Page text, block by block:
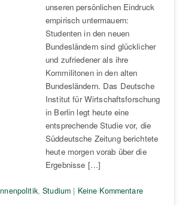
unseren persönlichen Eindruck
empirisch untermauern:
Studenten in den neuen
Bundesländern sind glücklicher
und zufriedener als ihre
Kommilitonen in den alten
Bundesländern. Das Deutsche
Institut für Wirtschaftsforschung
in Berlin legt heute eine
entsprechende Studie vor, die
Süddeutsche Zeitung berichtete
heute morgen vorab über die
Ergebnisse […]
,Studium | Keine Kommentare